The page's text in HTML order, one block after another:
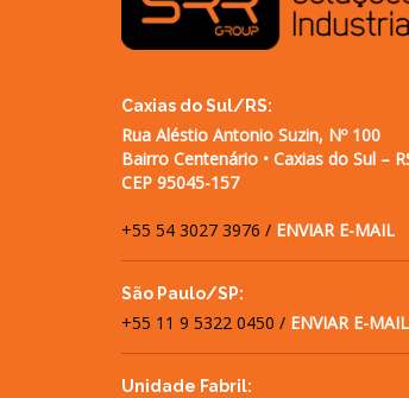
Caxias do Sul/RS:
Rua Aléstio Antonio Suzin, Nº 100
Bairro Centenário • Caxias do Sul –
CEP 95045-157
+55 54 3027 3976 / ENVIAR E-MAIL
São Paulo/SP:
+55 11 9 5322 0450 / ENVIAR E-MAIL
Unidade Fabril: